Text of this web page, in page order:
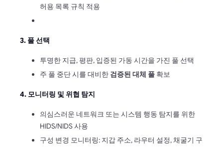
허용 목록 규칙 적용
3. 풀 선택
투명한 지급, 평판, 입증된 가동 시간을 가진 풀 선택
주 풀 중단 시를 대비한 검증된 대체 풀 확보
4. 모니터링 및 위협 탐지
의심스러운 네트워크 또는 시스템 행동 탐지를 위한
HIDS/NIDS 사용
구성 변경 모니터링: 지갑 주소, 라우터 설정, 채굴기 구